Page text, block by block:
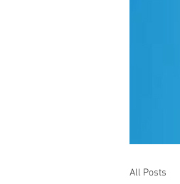
All Posts